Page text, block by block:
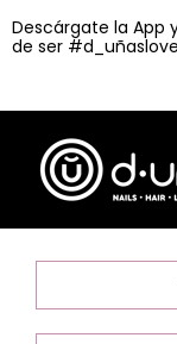
content
Descárgate la App
de ser